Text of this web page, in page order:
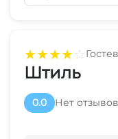
★★★★☆
Штиль
0.0 Нет отзывов